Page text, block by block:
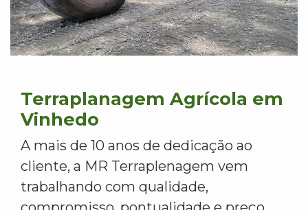
Terraplanagem Agrícola em
Vinhedo
A mais de 10 anos de dedicação ao
cliente, a MR Terraplenagem vem
trabalhando com qualidade,